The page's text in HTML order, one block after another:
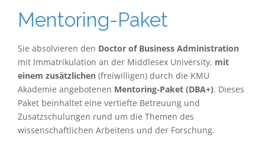
Mentoring-Paket
Sie absolvieren den Doctor of Business Administration
mit Immatrikulation an der Middlesex University, mit
einem zusätzlichen (freiwilligen) durch die KMU
Akademie angebotenen Mentoring-Paket (DBA+). Dieses
Paket beinhaltet eine vertiefte Betreuung und
Zusatzschulungen rund um die Themen des
wissenschaftlichen Arbeitens und der Forschung.